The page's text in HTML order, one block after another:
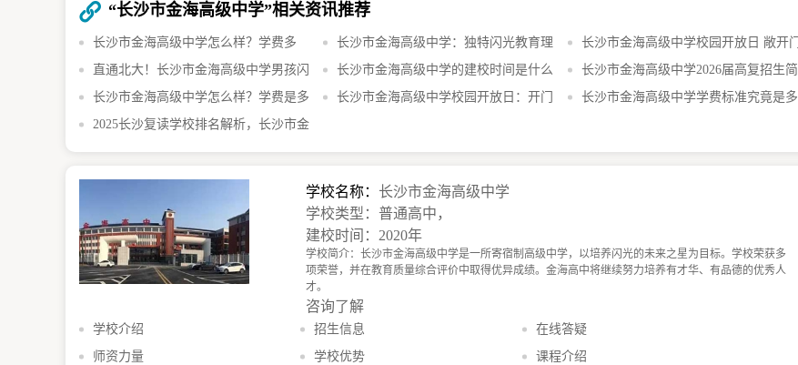
“长沙市金海高级中学”相关资讯推荐
长沙市金海高级中学怎么样？学费多
少？招生政策全解析
长沙市金海高级中学：独特闪光教育理
念，卓越校园环境
长沙市金海高级中学校园开放日 敞开门
办学校，静下心来育人
直通北大！长沙市金海高级中学男孩闪
耀物理赛场
长沙市金海高级中学的建校时间是什么
时候？办学时间又如何？
长沙市金海高级中学2026届高复招生简
章，不容错过
长沙市金海高级中学怎么样？学费是多
少？
长沙市金海高级中学校园开放日：开门
长沙市金海高级中学学费标准究竟是多
2025长沙复读学校排名解析，长沙市金
海高级中学成关注焦点
学校名称： 长沙市金海高级中学
学校类型：普通高中，
建校时间：2020年
学校简介：长沙市金海高级中学是一所寄宿制高级中学，以培养闪光的未来之星为目标。学校荣获多
项荣誉，并在教育质量综合评价中取得优异成绩。金海高中将继续努力培养有才华、有品德的优秀人
才。
咨询了解
学校介绍 招生信息
在线答疑
师资力量
学校优势 课程介绍